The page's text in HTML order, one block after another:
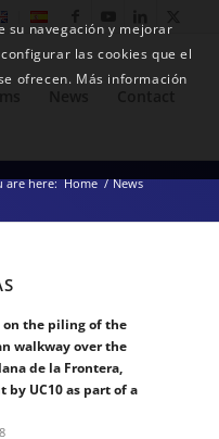
are here: Home / News
on the piling of the
walkway over the
de la Frontera,
by UC10 as part of a
su navegación y mejorar
configurar las cookies que el
ofrecen. Más información